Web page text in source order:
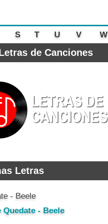
S T U V W
de Canciones
Letras
Quedate - Beele